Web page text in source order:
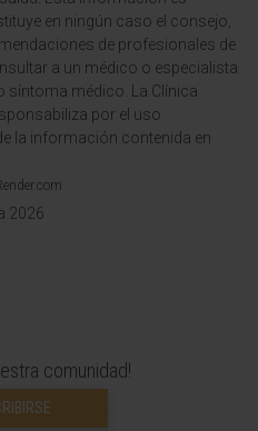
en ningún caso el consejo,
de profesionales de
a un médico o especialista
síntoma médico. La Clínica
por el uso
la información contenida en
2026
comunidad!